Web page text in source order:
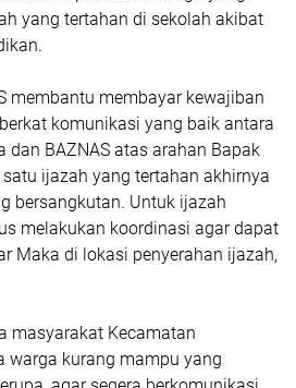
yang tertahan di sekolah akibat
membantu membayar kewajiban
komunikasi yang baik antara
dan BAZNAS atas arahan Bapak
ijazah yang tertahan akhirnya
bersangkutan. Untuk ijazah
melakukan koordinasi agar dapat
Maka di lokasi penyerahan ijazah,
masyarakat Kecamatan
warga kurang mampu yang